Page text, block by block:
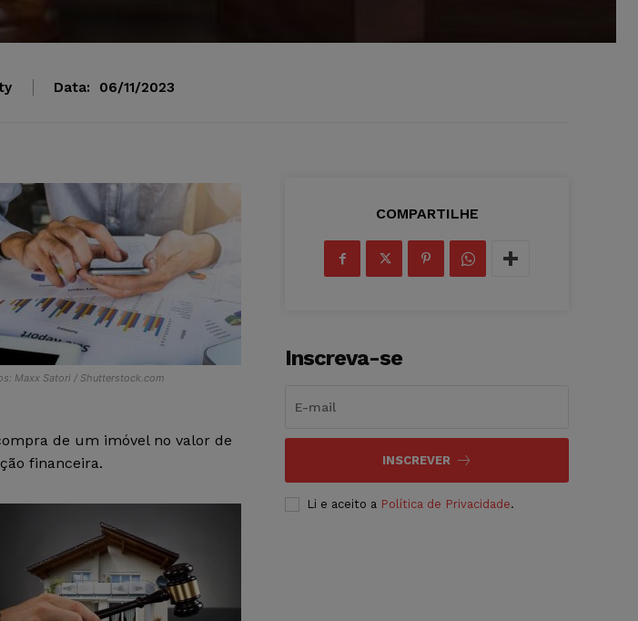
Data: 06/11/2023
Maxx Satori / Shutterstock.com
de um imóvel no valor de
financeira.
COMPARTILHE
Inscreva-se
INSCREVER
Li e aceito a Política de Privacidade.